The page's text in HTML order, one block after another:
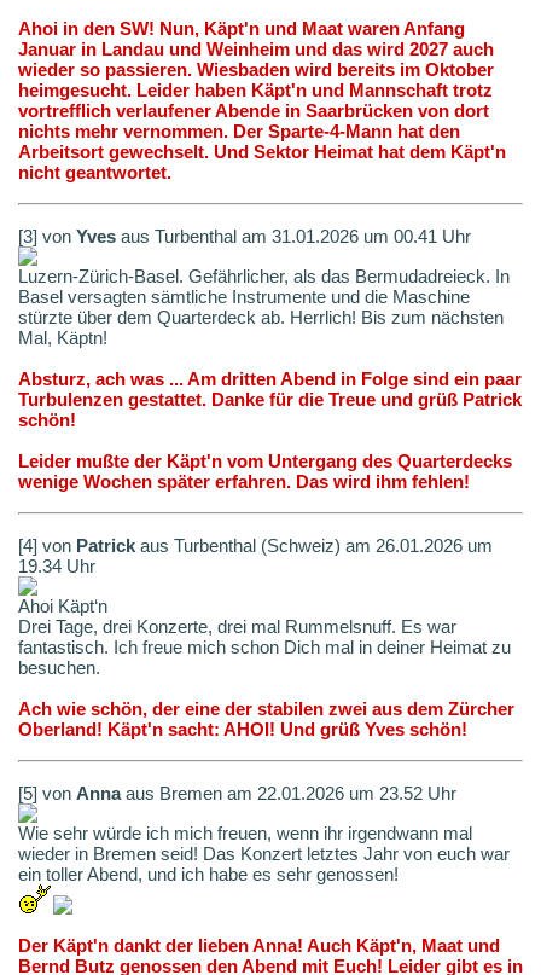
Ahoi in den SW! Nun, Käpt'n und Maat waren Anfang
Januar in Landau und Weinheim und das wird 2027 auch
wieder so passieren. Wiesbaden wird bereits im Oktober
heimgesucht. Leider haben Käpt'n und Mannschaft trotz
vortrefflich verlaufener Abende in Saarbrücken von dort
nichts mehr vernommen. Der Sparte-4-Mann hat den
Arbeitsort gewechselt. Und Sektor Heimat hat dem Käpt'n
nicht geantwortet.
[3] von Yves aus Turbenthal am 31.01.2026 um 00.41 Uhr
Luzern-Zürich-Basel. Gefährlicher, als das Bermudadreieck. In
Basel versagten sämtliche Instrumente und die Maschine
stürzte über dem Quarterdeck ab. Herrlich! Bis zum nächsten
Mal, Käptn!
Absturz, ach was ... Am dritten Abend in Folge sind ein paar
Turbulenzen gestattet. Danke für die Treue und grüß Patrick
schön!
Leider mußte der Käpt'n vom Untergang des Quarterdecks
wenige Wochen später erfahren. Das wird ihm fehlen!
[4] von Patrick aus Turbenthal (Schweiz) am 26.01.2026 um
19.34 Uhr
Ahoi Käpt‘n
Drei Tage, drei Konzerte, drei mal Rummelsnuff. Es war
fantastisch. Ich freue mich schon Dich mal in deiner Heimat zu
besuchen.
Ach wie schön, der eine der stabilen zwei aus dem Zürcher
Oberland! Käpt'n sacht: AHOI! Und grüß Yves schön!
[5] von Annaaus Bremen am 22.01.2026 um 23.52 Uhr
Wie sehr würde ich mich freuen, wenn ihr irgendwann mal
wieder in Bremen seid! Das Konzert letztes Jahr von euch war
ein toller Abend, und ich habe es sehr genossen!
Der Käpt'n dankt der lieben Anna! Auch Käpt'n, Maat und
Bernd Butz genossen den Abend mit Euch! Leider gibt es in